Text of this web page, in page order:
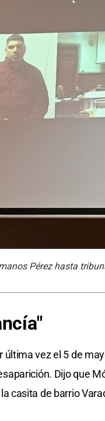
Pérez hasta
vez el 5 de
Dijo que
casita de barrio